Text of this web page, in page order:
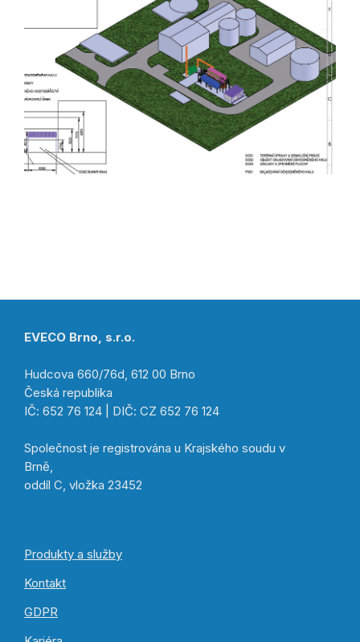
EVECO Brno, s.r.o.
Hudcova 660/76d, 612 00 Brno
Česká republika
IČ: 652 76 124 | DIČ: CZ 652 76 124
Společnost je registrována u Krajského soudu v
Brně,
oddíl C, vložka 23452
Produkty a služby
Kontakt
GDPR